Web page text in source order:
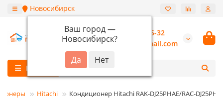
Новосибирск
Ваш город —
Новосибирск?
+7 (913) 987-55-32
burannsk@gmail.com
Каталог
Hitachi Кондиционер Hitachi RAK-DJ25PHAE/RAC-